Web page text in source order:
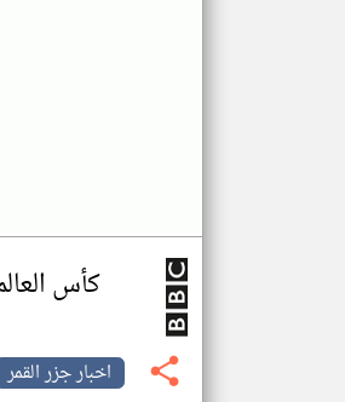
كأس العالم
اخبار جزر القمر